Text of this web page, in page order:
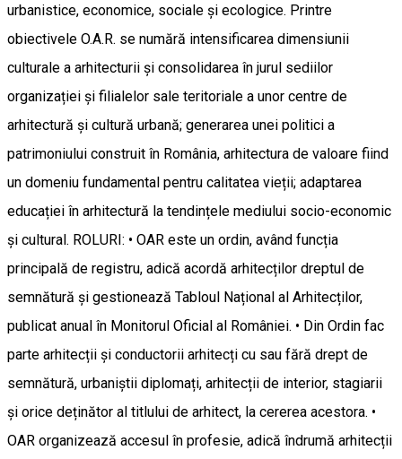
urbanistice, economice, sociale și ecologice. Printre
obiectivele O.A.R. se numără intensificarea dimensiunii
culturale a arhitecturii și consolidarea în jurul sediilor
organizației și filialelor sale teritoriale a unor centre de
arhitectură și cultură urbană; generarea unei politici a
patrimoniului construit în România, arhitectura de valoare fiind
un domeniu fundamental pentru calitatea vieții; adaptarea
educației în arhitectură la tendințele mediului socio-economic
și cultural. ROLURI: • OAR este un ordin, având funcția
principală de registru, adică acordă arhitecților dreptul de
semnătură și gestionează Tabloul Național al Arhitecților,
publicat anual în Monitorul Oficial al României. • Din Ordin fac
parte arhitecții și conductorii arhitecți cu sau fără drept de
semnătură, urbaniștii diplomați, arhitecții de interior, stagiarii
și orice deținător al titlului de arhitect, la cererea acestora. •
OAR organizează accesul în profesie, adică îndrumă arhitecții